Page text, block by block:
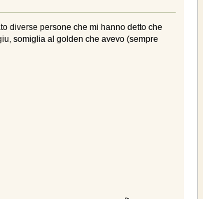
diverse persone che mi hanno detto che
somiglia al golden che avevo (sempre